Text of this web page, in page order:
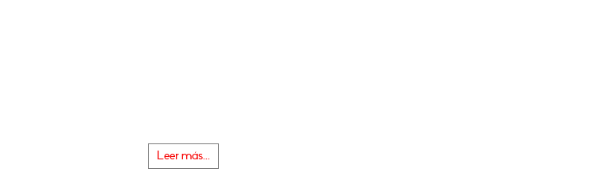
Leer más...